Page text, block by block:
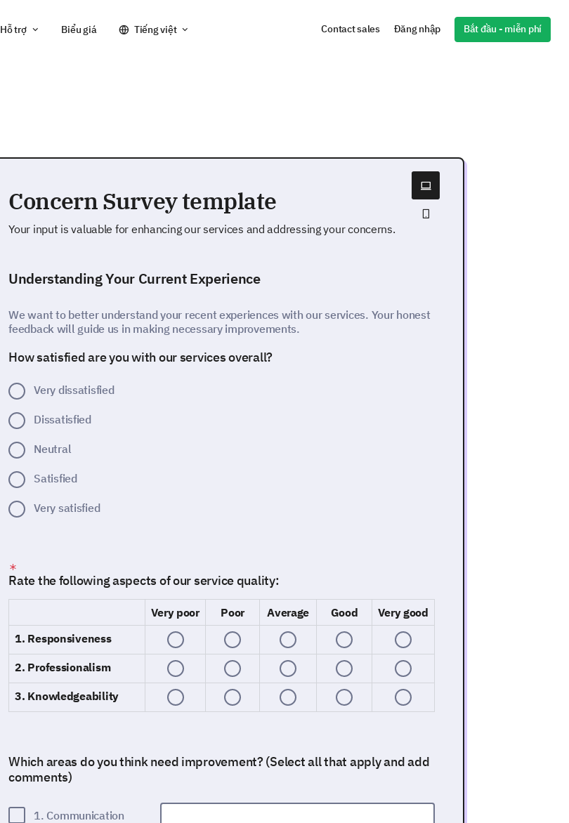
Hỗ trợ Biểu giá Tiếng việt Contact sales Đăng nhập Bắt đầu - miễn phí
Concern Survey template
Your input is valuable for enhancing our services and addressing your concerns.
Understanding Your Current Experience
We want to better understand your recent experiences with our services. Your honest
feedback will guide us in making necessary improvements.
How satisfied are you with our services overall?
Very dissatisfied
Dissatisfied
Neutral
Satisfied
Very satisfied
Rate the following aspects of our service quality:
Very poor Poor Average Good
Very good
1. Responsiveness
2. Professionalism
3. Knowledgeability
Which areas do you think need improvement? (Select all that apply and add
comments)
1. Communication